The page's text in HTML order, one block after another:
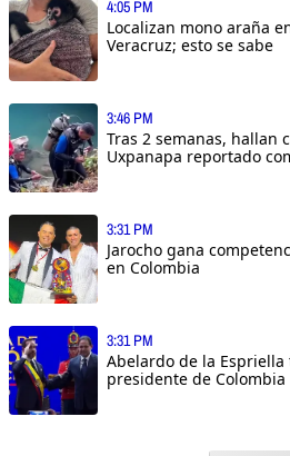
4:05 PM
Localizan mono araña
Veracruz; esto se sabe
3:46 PM
Tras 2 semanas, hallan
Uxpanapa reportado
3:31 PM
Jarocho gana
en Colombia
3:31 PM
Abelardo de la
presidente de Colombia